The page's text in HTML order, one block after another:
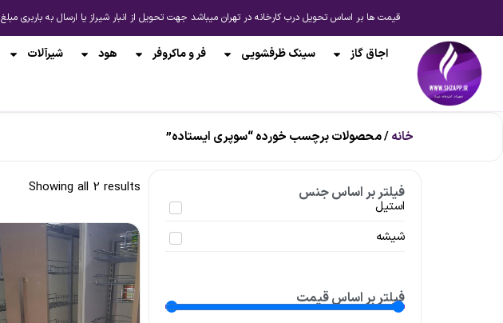
قیمت ها بر اساس تحویل درب کارخانه در تهران میباشد جهت تحویل از انبار شیراز یا ارسال به باربری مبلغ 150.000 تومان به قیمت ها افزوده میگردد
اجاق گاز سینک ظرفشویی فر و ماکروفر هود شیرآلات
خانه/ محصولات برچسب خورده “سوپری ایستاده”
فیلتر بر اساس جنس
استیل
شیشه
فیلتر بر اساس قیمت
Showing all 2 results